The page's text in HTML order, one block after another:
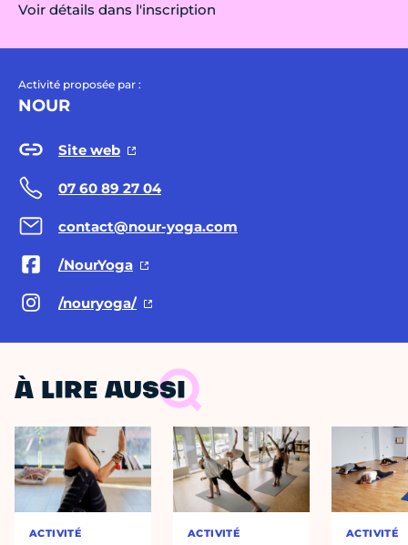
Voir détails dans l'inscription
Activité proposée par :
NOUR
Site web
07 60 89 27 04
contact@nour-yoga.com
/NourYoga
/nouryoga/
À LIRE AUSSI
ACTIVITÉ ACTIVITÉ ACTIVITÉ